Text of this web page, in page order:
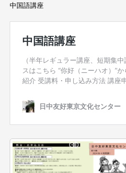
中国語講座